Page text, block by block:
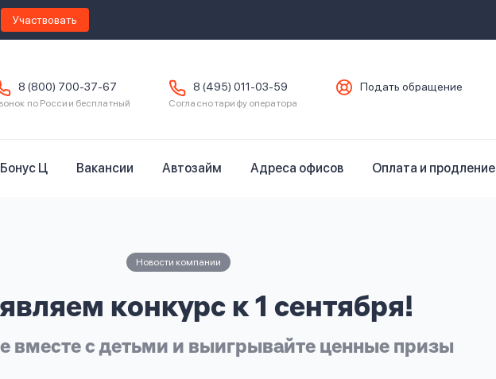
Участвовать
8 (800) 700-37-67
по России бесплатный
8 (495) 011-03-59
Согласно тарифу оператора
Подать обращение
Бонус Ц Вакансии Автозайм Адреса офисов Оплата и продление
Новости компании
конкурс к 1 сентября!
вместе с детьми и выигрывайте ценные призы